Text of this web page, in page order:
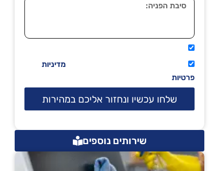
מדיניות
פרטיות
שלחו עכשיו ונחזור אליכם במהירות
שירותים נוספים